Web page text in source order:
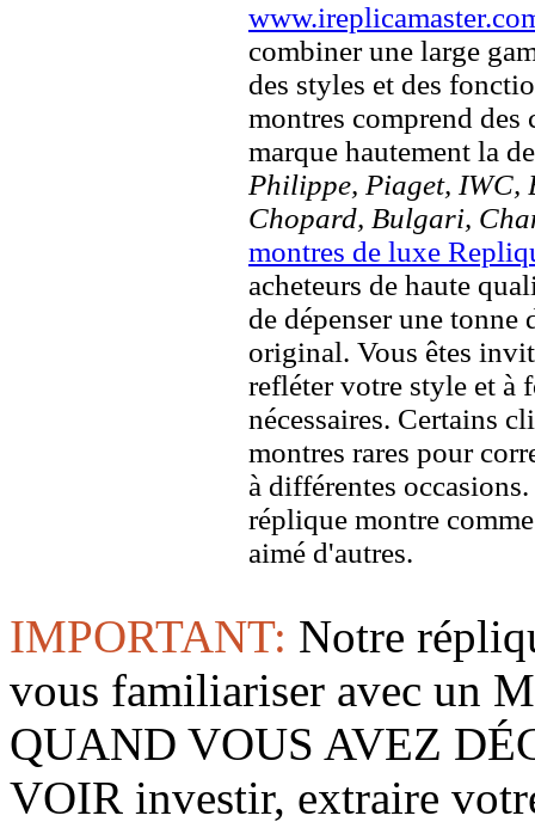
combiner une large
des styles et des
montres comprend des
marque hautement la
Philippe, Piaget, IWC,
Chopard, Bulgari,
montres de luxe
acheteurs de haute
de dépenser une
original. Vous êtes
refléter votre style et à
nécessaires. Certains
montres rares pour
à différentes
réplique montre
aimé d'autres.
IMPORTANT: Notre
vous familiariser avec un
QUAND VOUS AVEZ
VOIR investir, extraire